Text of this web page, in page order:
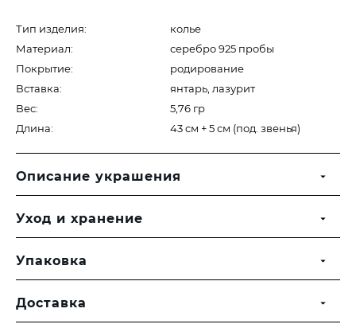
Тип изделия:
колье
Материал:
серебро 925 пробы
Покрытие:
родирование
Вставка:
янтарь, лазурит
Вес:
5,76 гр
Длина:
43 см + 5 см (под. звенья)
Описание украшения
Уход и хранение
Упаковка
Доставка